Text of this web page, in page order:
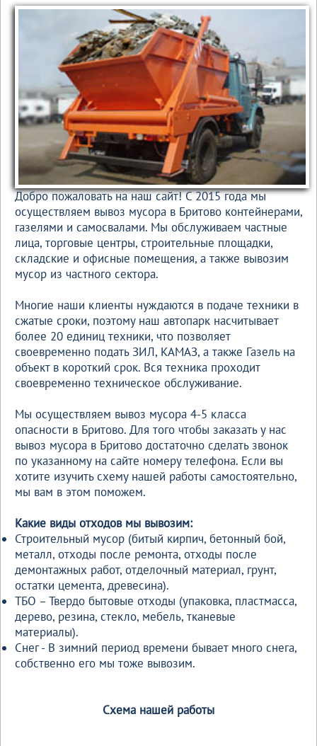
Добро пожаловать на наш сайт! С 2015 года мы
осуществляем вывоз мусора в Бритово контейнерами,
газелями и самосвалами. Мы обслуживаем частные
лица, торговые центры, строительные площадки,
складские и офисные помещения, а также вывозим
мусор из частного сектора.
Многие наши клиенты нуждаются в подаче техники в
сжатые сроки, поэтому наш автопарк насчитывает
более 20 единиц техники, что позволяет
своевременно подать ЗИЛ, КАМАЗ, а также Газель на
объект в короткий срок. Вся техника проходит
своевременно техническое обслуживание.
Мы осуществляем вывоз мусора 4-5 класса
опасности в Бритово. Для того чтобы заказать у нас
вывоз мусора в Бритово достаточно сделать звонок
по указанному на сайте номеру телефона. Если вы
хотите изучить схему нашей работы самостоятельно,
мы вам в этом поможем.
Какие виды отходов мы вывозим:
Строительный мусор (битый кирпич, бетонный бой,
металл, отходы после ремонта, отходы после
демонтажных работ, отделочный материал, грунт,
остатки цемента, древесина).
ТБО – Твердо бытовые отходы (упаковка, пластмасса,
дерево, резина, стекло, мебель, тканевые
материалы).
Снег - В зимний период времени бывает много снега,
собственно его мы тоже вывозим.
Схема нашей работы